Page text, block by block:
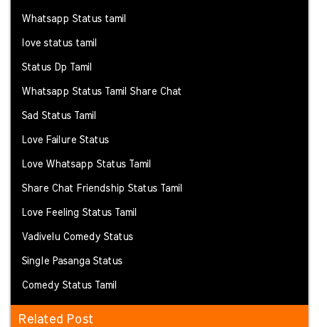
Whatsapp Status tamil
love status tamil
Status Dp Tamil
Whatsapp Status Tamil Share Chat
Sad Status Tamil
Love Failure Status
Love Whatsapp Status Tamil
Share Chat Friendship Status Tamil
Love Feeling Status Tamil
Vadivelu Comedy Status
Single Pasanga Status
Comedy Status Tamil
Related Post